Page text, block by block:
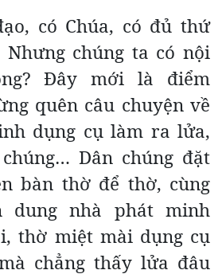
có Chúa, có đủ thứ
chúng ta có nội
Đây mới là điểm
quên câu chuyện về
dụng cụ làm ra lửa,
Dân chúng đặt
bàn thờ để thờ, cùng
dung nhà phát minh
thờ miệt mài dụng cụ
chẳng thấy lửa đâu